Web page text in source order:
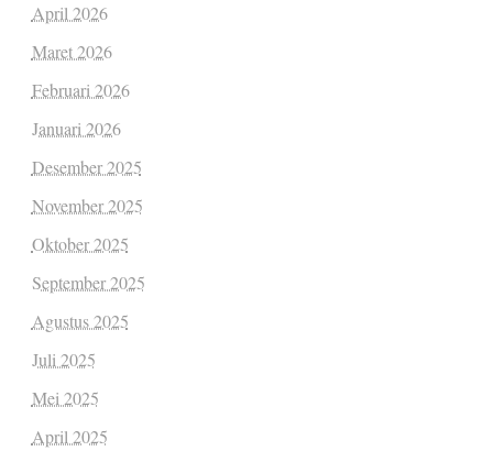
April 2026
Maret 2026
Februari 2026
Januari 2026
Desember 2025
November 2025
Oktober 2025
September 2025
Agustus 2025
Juli 2025
Mei 2025
April 2025